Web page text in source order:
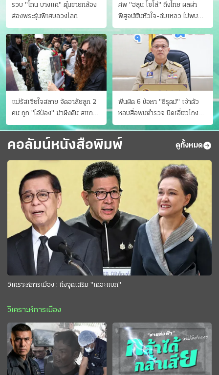
รวบ "โทน บางแค" ตุ๋นขายกล้อง
ส่องพระรุ่นพิเศษลวงโลก
ศพ "ฮลุน โซโล่" ถึงไทย ผลผ่า
พิสูจน์ยันหัวใจ-ล้มเหลว ไม่พบ
บาดแผล
แม่รัสเซียใจสลาย จัดอาลัยลูก 2
คน ถูก "ไอ้ป๋อง" ฆ่าฝังดิน สแกน
ไม่มีศพเพิ่ม
ฟันผิด 6 ข้อหา "ธีรุตม์" เจ้าตัว
หลบสื่อพบตำรวจ ปัดเอี่ยวโกง
สอบท้องถิ่น จ่อบี้รํ่ารวยมากปกติ
คอลัมน์หนังสือพิมพ์ ดูทั้งหมด
วิเคราะห์การเมือง : ถึงจุดเสริม "เดอะแบก"
วิเคราะห์การเมือง